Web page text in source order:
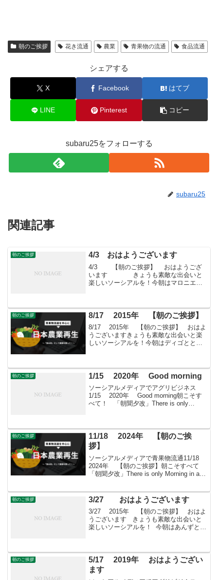
朝のご挨拶 花き流通 農業 青果物の流通 食品流通
シェアする
X Facebook はてブ
LINE Pinterest コピー
subaru25をフォローする
subaru25
関連記事
朝のご挨拶 4/3 おはようございます
4/3 【朝のご挨拶】 おはようござ
います きょうも素敵な出会いと
楽しいソーシアルを！今朝はマロニエと
朝のご挨拶 8/17 2015年 【朝のご挨拶】
8/17 2015年 【朝のご挨拶】 おはよ
うございますきょうも素敵な出会いと楽
しいソーシアルを！今朝はディゴととも
はこちら
朝のご挨拶 1/15 2020年 Good morning
ソーシアルメディアでアグリビジネス
1/15 2020年 Good morning朝こそす
べて！ 「朝聞夕改」There is only
朝のご挨拶
11/18 2024年 【朝のご挨
拶】
ソーシアルメディアで青果物流通11/18
2024年 【朝のご挨拶】朝こそすべて
「朝聞夕改」There is only Morning in all
（現：国土交...
朝のご挨拶 3/27 おはようございます
3/27 2015年 【朝のご挨拶】 おはよ
うございます きょうも素敵な出会いと
楽しいソーシアルを！ 今朝はあんずとと
込みはこちら
朝のご挨拶
5/17 2019年 おはようござい
ます